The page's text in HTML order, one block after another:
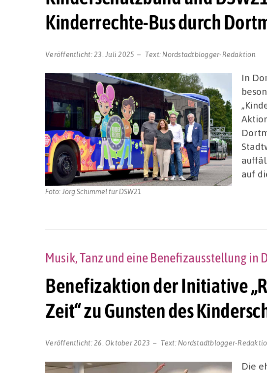
Kinderrechte-Bus durch
Veröffentlicht:23. Juli 2025 Text: Nordstadtblogger-Redaktion
Foto: Jörg Schimmel für DSW21
In
auf
Benefizaktion der Initiative
Zeit“ zu Gunsten des
Musik, Tanz und eine Benefizausstellung in
Veröffentlicht:26. Oktober 2023 Text: Nordstadtblogger-
Die